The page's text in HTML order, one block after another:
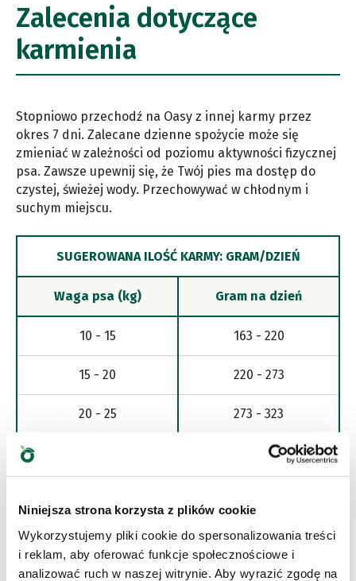
Niniejsza strona korzysta z plików cookie
Wykorzystujemy pliki cookie do spersonalizowania treści
i reklam, aby oferować funkcje społecznościowe i
analizować ruch w naszej witrynie. Aby wyrazić zgodę na
Zalecenia dotyczące
karmienia
Stopniowo przechodź na Oasy z innej karmy przez
okres 7 dni. Zalecane dzienne spożycie może się
zmieniać w zależności od poziomu aktywności fizycznej
psa. Zawsze upewnij się, że Twój pies ma dostęp do
czystej, świeżej wody. Przechowywać w chłodnym i
suchym miejscu.
SUGEROWANA ILOŚĆ KARMY: GRAM/DZIEŃ
Waga psa (kg) Gram na dzień
10 - 15 163 - 220
15 - 20 220 - 273
20 - 25 273 - 323
323 - 371
35 - 40 416 - 460
40 - 50 460 - 544